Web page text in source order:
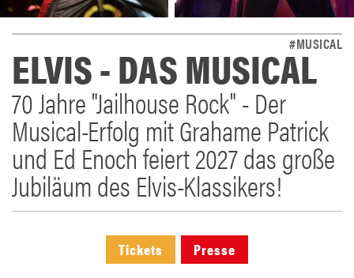
#MUSICAL
ELVIS - DAS MUSICAL
70 Jahre "Jailhouse Rock" - Der
Musical-Erfolg mit Grahame Patrick
und Ed Enoch feiert 2027 das große
Jubiläum des Elvis-Klassikers!
Tickets Presse